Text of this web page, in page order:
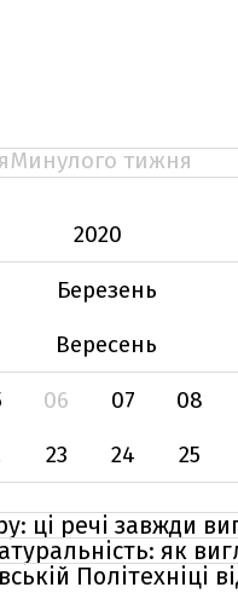
Минулого тижня
2020
Березень
Вересень
06 07 08
23 24 25
ці речі завжди
як
Політехніці